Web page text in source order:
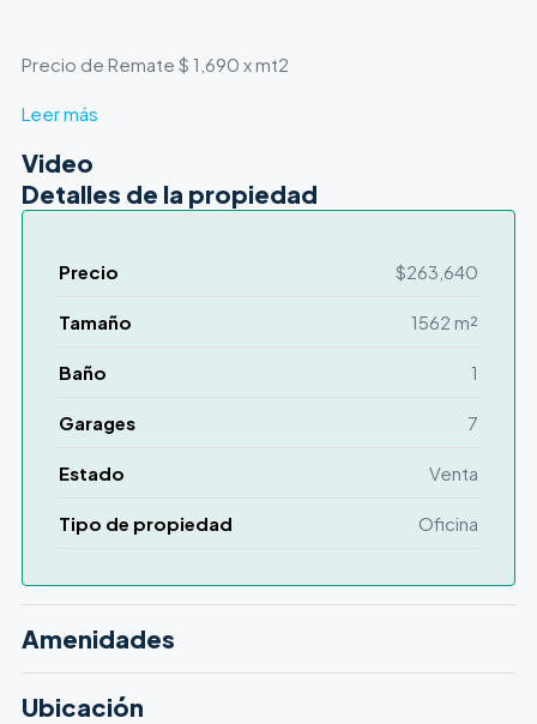
Precio de Remate $ 1,690 x mt2
Leer más
Video
Detalles de la propiedad
Precio $263,640
Tamaño 1562 m²
Baño 1
Garages 7
Estado Venta
Tipo de propiedad Oficina
Amenidades
Ubicación